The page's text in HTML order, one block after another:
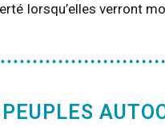
lorsqu’elles verront